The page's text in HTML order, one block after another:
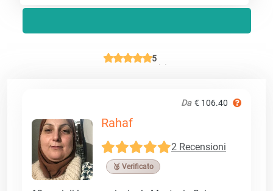
5
Da € 106.40
Rahaf
2 Recensioni
🥉 Verificato